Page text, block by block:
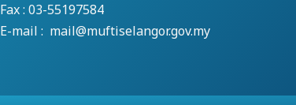
Fax : 03-55197584
E-mail : mail@muftiselangor.gov.my